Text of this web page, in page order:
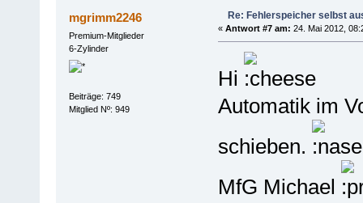
mgrimm2246
Premium-Mitglieder
6-Zylinder
Beiträge: 749
Mitglied Nº: 949
Re: Fehlerspeicher selbst
« Antwort #7 am: 24. Mai 2012,
Hi
Automatik im
schieben.
MfG Michael